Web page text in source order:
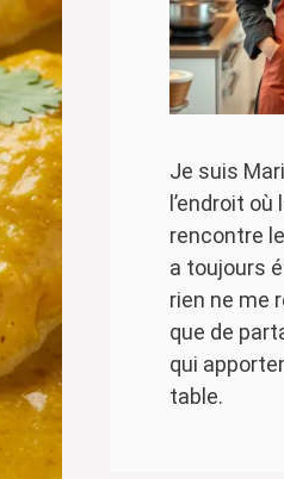
Je suis
l’endroit
rencontre
a toujours
rien ne me
que de
qui
table.